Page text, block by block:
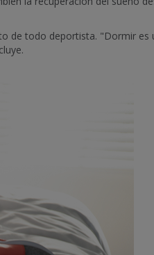
de todo deportista. "Dormir es